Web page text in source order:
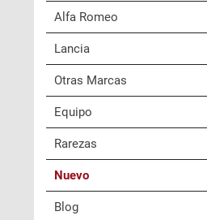
Alfa Romeo
Lancia
Otras Marcas
Equipo
Rarezas
Nuevo
Blog